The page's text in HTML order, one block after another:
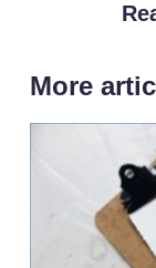
More